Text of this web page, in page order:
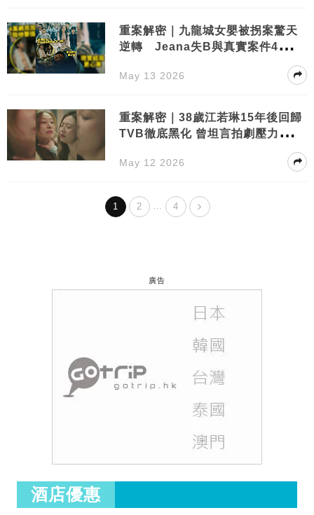
重案解密｜九龍城女嬰被拐案驚天
逆轉 Jeana失B與真實案件4大異
May 13 2026
重案解密｜38歲江若琳15年後回歸
TVB徹底黑化 曾坦言拍劇壓力大：
May 12 2026
1 2 … 4
廣告
酒店優惠